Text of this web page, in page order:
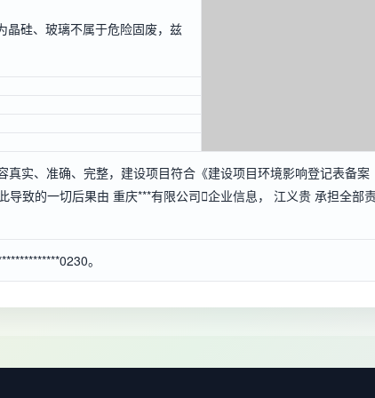
晶硅、玻璃不属于危险固废，兹
真实、准确、完整，建设项目符合《建设项目环境影响登记表备案
导致的一切后果由 重庆***有限公司企业信息， 江义贵 承担全部
。